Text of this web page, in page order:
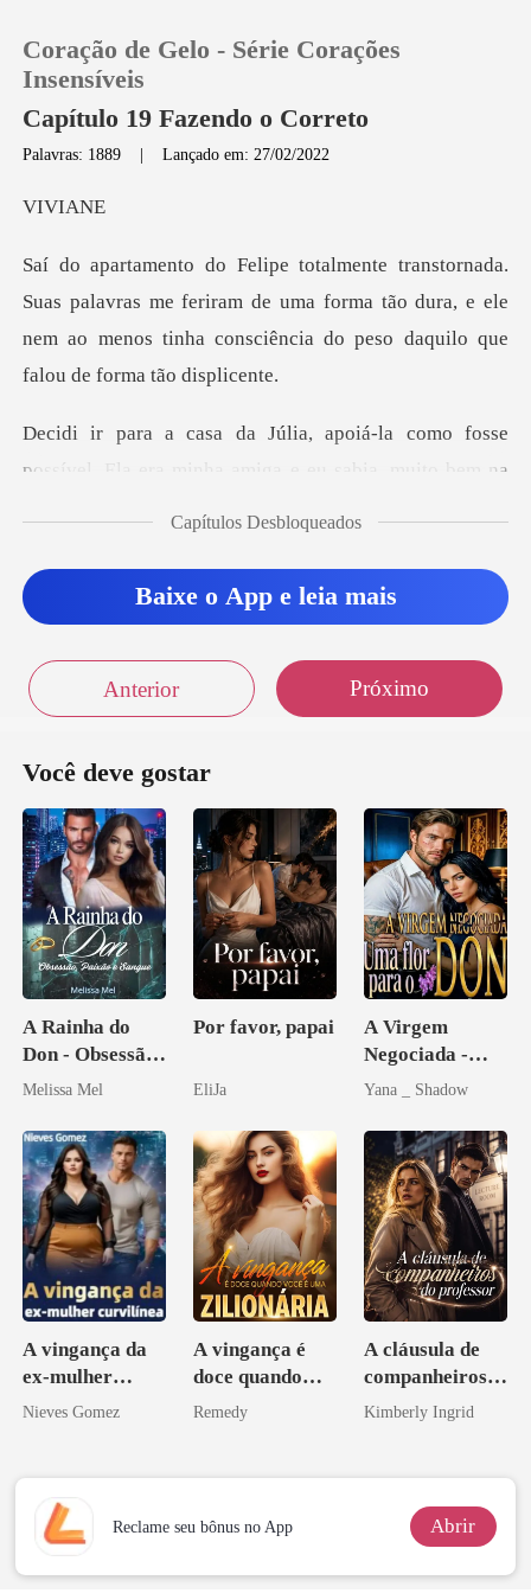
Histórico
Sair
Coração de Gelo - Série Corações
Insensíveis
Capítulo 19 Fazendo o Correto
Palavras: 1889 |Lançado em: 27/02/2022
VI
vras me feriram de uma forma tão dura, e ele
nem ao menos tinha
sse
possível. Ela era minha amiga e eu sabia, mu
Capítulos Desbloqueados
Baixe o App e leia mais
Anterior Próximo
Você deve gostar
A Rainha do
Don - Obsessão,
Paixão e Sangue
Melissa Mel
Por favor, papai
EliJa
A Virgem
Negociada -
Uma flor para o
Yana _ Shadow
A vingança da
ex-mulher
curvilínea
Nieves Gomez
A vingança é
doce quando
você é uma
Remedy
A cláusula de
companheiros
do professor
Kimberly Ingrid
Reclame seu bônus no App Abrir